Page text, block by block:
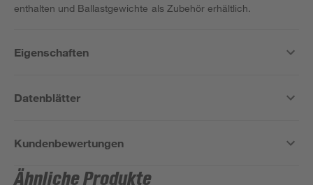
enthalten und Ballastgewichte als Zubehör erhältlich.
Eigenschaften
Datenblätter
Kundenbewertungen
Ähnliche Produkte